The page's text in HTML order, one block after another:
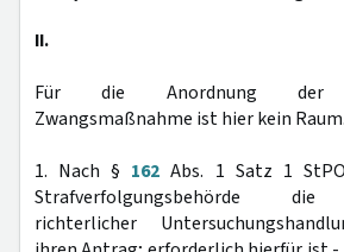
II.
Für die Anordnung der
Zwangsmaßnahme ist hier kein Raum.
1. Nach § 162 Abs. 1 Satz 1
Strafverfolgungsbehörde die
richterlicher